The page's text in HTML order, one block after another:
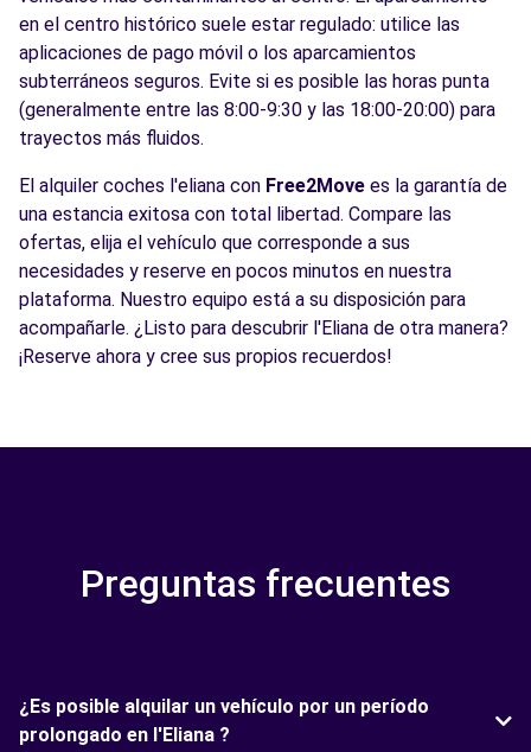
en el centro histórico suele estar regulado: utilice las
aplicaciones de pago móvil o los aparcamientos
subterráneos seguros. Evite si es posible las horas punta
(generalmente entre las 8:00-9:30 y las 18:00-20:00) para
trayectos más fluidos.
El alquiler coches l'eliana con Free2Move es la garantía de
una estancia exitosa con total libertad. Compare las
ofertas, elija el vehículo que corresponde a sus
necesidades y reserve en pocos minutos en nuestra
plataforma. Nuestro equipo está a su disposición para
acompañarle. ¿Listo para descubrir l'Eliana de otra manera?
¡Reserve ahora y cree sus propios recuerdos!
Preguntas frecuentes
¿Es posible alquilar un vehículo por un período
prolongado en l'Eliana ?